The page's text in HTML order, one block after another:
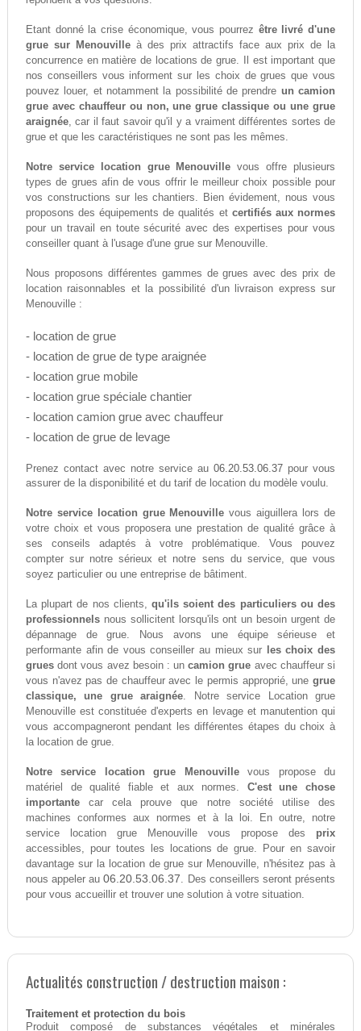
Etant donné la crise économique, vous pourrez être livré d'une
grue sur Menouvilleà des prix attractifs face aux prix de la
concurrence en matière de locations de grue. Il est important que
nos conseillers vous informent sur les choix de grues que vous
pouvez louer, et notamment la possibilité de prendre un camion
grue avec chauffeur ou non, une grue classique ou une grue
araignée, car il faut savoir qu'il y a vraiment différentes sortes de
grue et que les caractéristiques ne sont pas les mêmes.
Notre service location grue Menouville vous offre plusieurs
types de grues afin de vous offrir le meilleur choix possible pour
vos constructions sur les chantiers. Bien évidement, nous vous
proposons des équipements de qualités et certifiés aux normes
pour un travail en toute sécurité avec des expertises pour vous
conseiller quant à l'usage d'une grue sur Menouville.
Nous proposons différentes gammes de grues avec des prix de
location raisonnables et la possibilité d'un livraison express sur
Menouville :
- location de grue
- location de grue de type araignée
- location grue mobile
- location grue spéciale chantier
- location camion grue avec chauffeur
- location de grue de levage
Prenez contact avec notre service au06.20.53.06.37 pour vous
assurer de la disponibilité et du tarif de location du modèle voulu.
Notre service location grue Menouville vous aiguillera lors de
votre choix et vous proposera une prestation de qualité grâce à
ses conseils adaptés à votre problématique. Vous pouvez
compter sur notre sérieux et notre sens du service, que vous
soyez particulier ou une entreprise de bâtiment.
La plupart de nos clients, qu'ils soient des particuliers ou des
professionnelsnous sollicitent lorsqu'ils ont un besoin urgent de
dépannage de grue. Nous avons une équipe sérieuse et
performante afin de vous conseiller au mieux sur
les choix des
gruesdont vous avez besoin : uncamion grue avec chauffeur si
vous n'avez pas de chauffeur avec le permis approprié, unegrue
classique, une grue araignée. Notre service Location grue
Menouville est constituée d'experts en levage et manutention qui
vous accompagneront pendant les différentes étapes du choix à
la location de grue.
Notre service location grue Menouvillevous propose du
matériel de qualité fiable et aux normes. C'est une chose
importantecar cela prouve que notre société utilise des
machines conformes aux normes et à la loi. En outre, notre
service location grue Menouville vous propose des prix
accessibles, pour toutes les locations de grue. Pour en savoir
davantage sur la location de grue sur Menouville, n'hésitez pas à
nous appeler au06.20.53.06.37. Des conseillers seront présents
pour vous accueillir et trouver une solution à votre situation.
Actualités construction / destruction maison :
Traitement et protection du bois
Produit composé de substances végétales et minérales